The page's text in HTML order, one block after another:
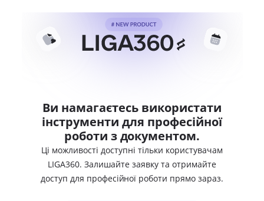
Ви намагаєтесь використати
інструменти для професійної
роботи з документом.
Ці можливості доступні тільки користувачам
LIGA360. Залишайте заявку та отримайте
доступ для професійної роботи прямо зараз.